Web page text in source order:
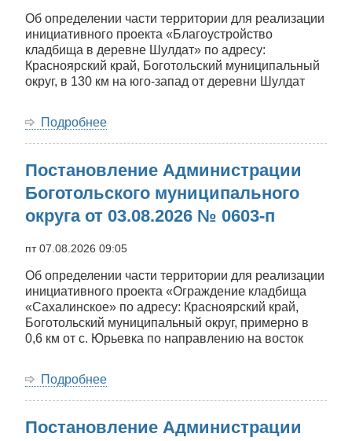
п
Об определении части территории для реализации
инициативного проекта «Благоустройство
кладбища в деревне Шулдат» по адресу:
Красноярский край, Боготольский муниципальный
округ, в 130 км на юго-запад от деревни Шулдат
Подробнее
Боготольского
округа
от
№
п
Постановление Администрации
Боготольского муниципального
округа от 03.08.2026 № 0603-п
пт 07.08.2026 09:05
Об определении части территории для реализации
инициативного проекта «Ограждение кладбища
«Сахалинское» по адресу: Красноярский край,
Боготольский муниципальный округ, примерно в
0,6 км от с. Юрьевка по направлению на восток
Подробнее
Боготольского
Постановление Администрации